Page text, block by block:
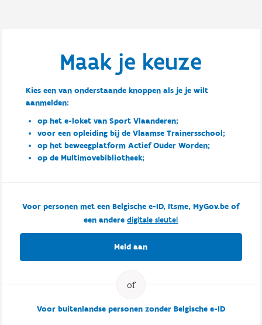
Maak je keuze
Kies een van onderstaande knoppen als je je wilt
aanmelden:
op het e-loket van Sport Vlaanderen;
voor een opleiding bij de Vlaamse Trainersschool;
op het beweegplatform Actief Ouder Worden;
op de Multimovebibliotheek;
Voor personen met een Belgische e-ID, Itsme, MyGov.be of
een anderedigitale sleutel
Meld aan
Voor buitenlandse personen zonder Belgische e-ID